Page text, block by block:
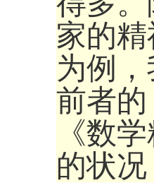
家的
为例
前者
《数
的状